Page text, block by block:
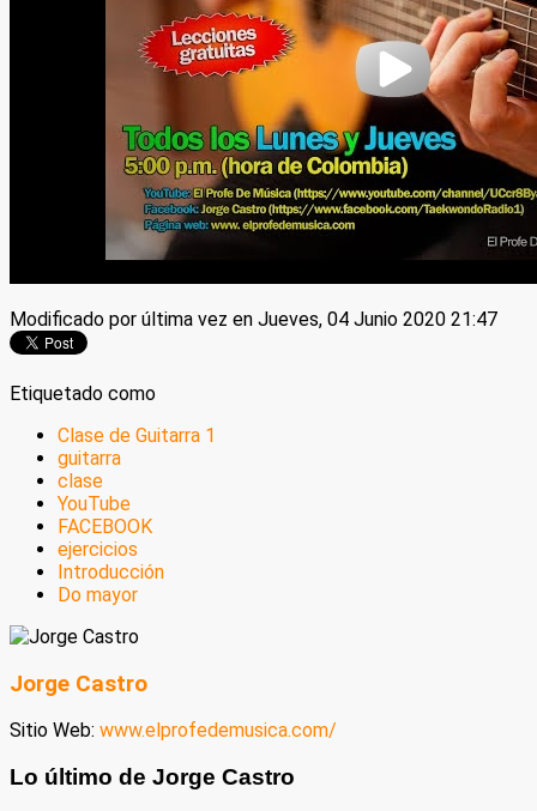
Modificado por última vez en Jueves, 04 Junio 2020 21:47
Etiquetado como
Clase de Guitarra 1
guitarra
clase
YouTube
FACEBOOK
ejercicios
Introducción
Do mayor
Jorge Castro
Sitio Web: www.elprofedemusica.com/
Lo último de Jorge Castro